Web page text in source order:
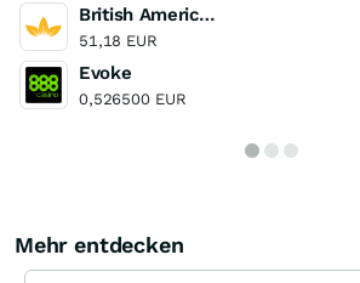
British American Tobacco
51,18 EUR
Evoke
0,526500 EUR
Mehr entdecken